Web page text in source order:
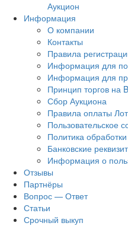
Аукцион
Информация
О компании
Контакты
Правила
Информация для
Информация для
Принцип торгов на
Сбор Аукциона
Правила оплаты
Пользовательское
Политика
Банковские
Информация о
Отзывы
Партнёры
Вопрос — Ответ
Статьи
Срочный выкуп